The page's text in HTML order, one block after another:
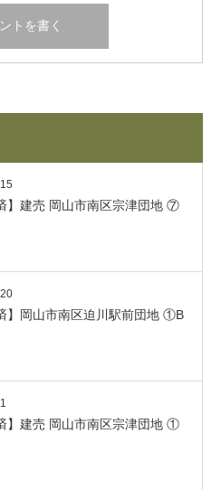
】建売 岡山市南区宗津団地 ⑦
】岡山市南区迫川駅前団地 ①B
】建売 岡山市南区宗津団地 ①